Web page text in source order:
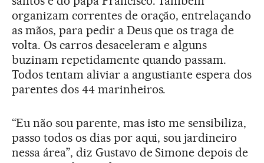
organizam correntes de oração, entrelaçando
as mãos, para pedir a Deus que os traga de
volta. Os carros desaceleram e alguns
buzinam repetidamente quando passam.
Todos tentam aliviar a angustiante espera dos
parentes dos 44 marinheiros.
“Eu não sou parente, mas isto me sensibiliza,
passo todos os dias por aqui, sou jardineiro
nessa área”, diz Gustavo de Simone depois de